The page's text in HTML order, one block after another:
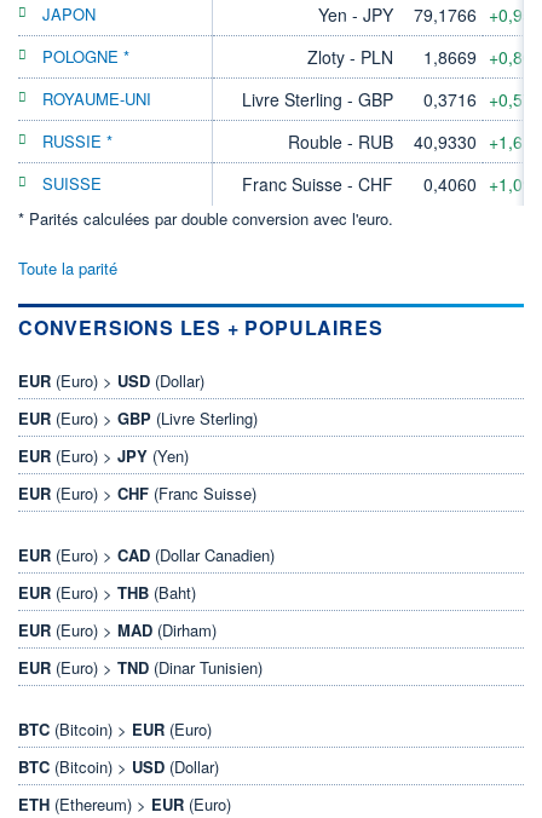
JAPON Yen - JPY 79,1766
POLOGNE * Zloty - PLN 1,8669
ROYAUME-UNI Livre Sterling - GBP 0,3716
RUSSIE * Rouble - RUB 40,9330
SUISSE Franc Suisse - CHF 0,4060
* Parités calculées par double conversion avec l'euro.
Toute la parité
CONVERSIONS LES + POPULAIRES
EUR (Euro) > USD (Dollar)
EUR (Euro) > GBP (Livre Sterling)
EUR (Euro) > JPY (Yen)
EUR (Euro) > CHF (Franc Suisse)
EUR (Euro) > CAD (Dollar Canadien)
EUR (Euro) > THB (Baht)
EUR (Euro) > MAD (Dirham)
EUR (Euro) > TND (Dinar Tunisien)
BTC (Bitcoin) > EUR (Euro)
BTC (Bitcoin) > USD (Dollar)
ETH (Ethereum) > EUR (Euro)